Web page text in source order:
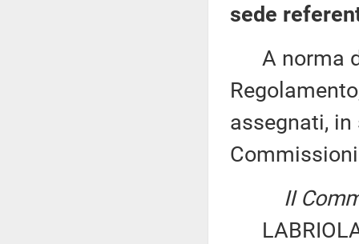
sede
A norma
assegnati,
II